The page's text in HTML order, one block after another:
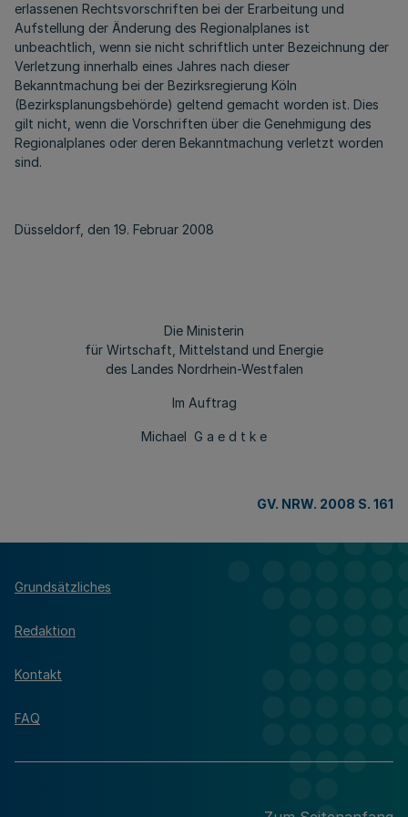
erlassenen Rechtsvorschriften bei der Erarbeitung und
Aufstellung der Änderung des Regionalplanes ist
unbeachtlich, wenn sie nicht schriftlich unter Bezeichnung der
Verletzung innerhalb eines Jahres nach dieser
Bekanntmachung bei der Bezirksregierung Köln
(Bezirksplanungsbehörde) geltend gemacht worden ist. Dies
gilt nicht, wenn die Vorschriften über die Genehmigung des
Regionalplanes oder deren Bekanntmachung verletzt worden
sind.
Düsseldorf, den 19. Februar 2008
Die Ministerin
für Wirtschaft, Mittelstand und Energie
des Landes Nordrhein-Westfalen
Im Auftrag
Michael G a e d t k e
GV. NRW. 2008 S. 161
Grundsätzliches
Redaktion
Kontakt
FAQ